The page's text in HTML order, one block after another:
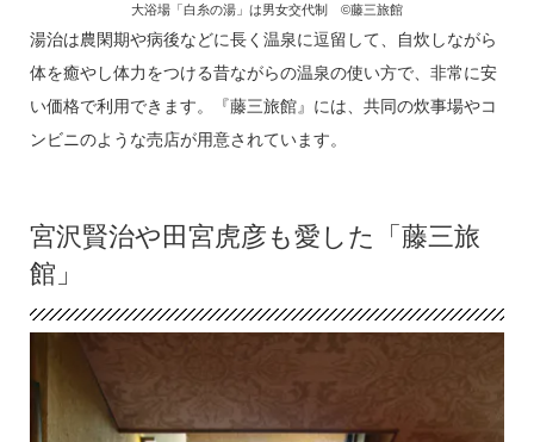
大浴場「白糸の湯」は男女交代制 ©藤三旅館
湯治は農閑期や病後などに長く温泉に逗留して、自炊しながら
体を癒やし体力をつける昔ながらの温泉の使い方で、非常に安
い価格で利用できます。『藤三旅館』には、共同の炊事場やコ
ンビニのような売店が用意されています。
宮沢賢治や田宮虎彦も愛した「藤三旅
館」